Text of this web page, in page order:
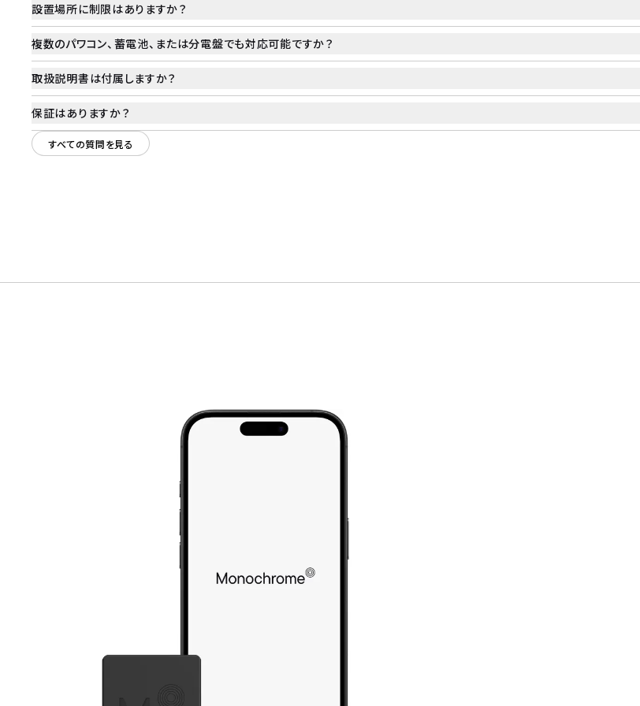
設置場所に制限はありますか？
複数のパワコン、蓄電池、または分電盤でも対応可能ですか？
取扱説明書は付属しますか？
保証はありますか？
すべての質問を見る